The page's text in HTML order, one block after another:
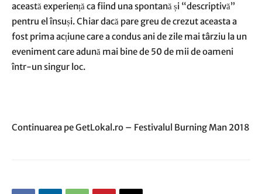
această experiență ca fiind una spontană și “descriptivă”
pentru el însuși. Chiar dacă pare greu de crezut aceasta a
fost prima acțiune care a condus ani de zile mai târziu la un
eveniment care adună mai bine de 50 de mii de oameni
într-un singur loc.
Continuarea pe GetLokal.ro – Festivalul Burning Man 2018